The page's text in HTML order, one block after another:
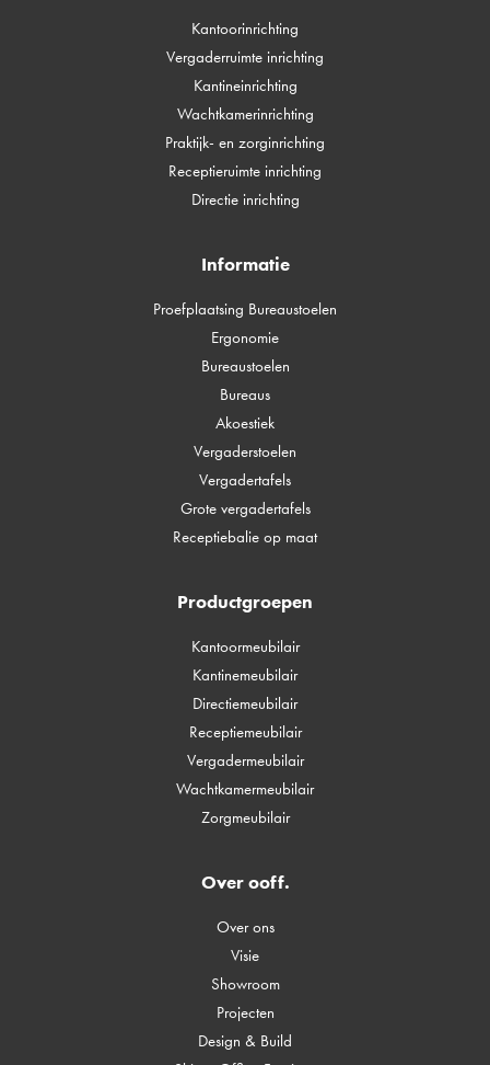
Kantoorinrichting
Vergaderruimte inrichting
Kantineinrichting
Wachtkamerinrichting
Praktijk- en zorginrichting
Receptieruimte inrichting
Directie inrichting
Informatie
Proefplaatsing Bureaustoelen
Ergonomie
Bureaustoelen
Bureaus
Akoestiek
Vergaderstoelen
Vergadertafels
Grote vergadertafels
Receptiebalie op maat
Productgroepen
Kantoormeubilair
Kantinemeubilair
Directiemeubilair
Receptiemeubilair
Vergadermeubilair
Wachtkamermeubilair
Zorgmeubilair
Over ooff.
Over ons
Visie
Showroom
Projecten
Design & Build